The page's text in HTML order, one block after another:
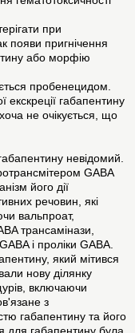
при
появи пригнічення
або морфію
пробенецидом.
екскреції габапентину
не очікується, що
невідомий.
GABA
його дії
речовин, які
вальпроат,
трансамінази,
і проліки GABA.
який мітився
нову ділянку
включаючи
з
габапентину та його